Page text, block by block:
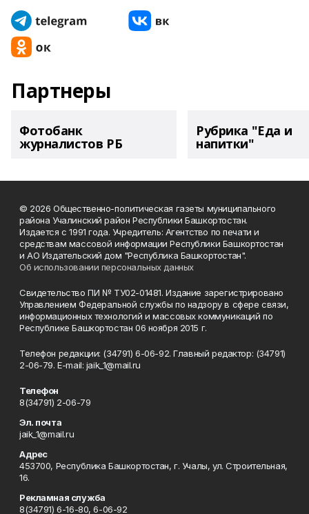
Партнеры
Фотобанк
журналистов РБ
Рубрика "Еда и
напитки"
© 2026 Общественно-политическая газеты муниципального
района Учалинский район Республики Башкортостан.
Издается с 1991 года. Учредитель: Агентство по печати и
средствам массовой информации Республики Башкортостан
и АО Издательский дом "Республика Башкортостан".
Об использовании персональных данных
Свидетельство ПИ № ТУ02-01481. Издание зарегистрировано
Управлением Федеральной службы по надзору в сфере связи,
информационных технологий и массовых коммуникаций по
Республике Башкортостан 06 ноября 2015 г.
Телефон редакции: (34791) 6-06-92. Главный редактор: (34791)
2-06-79. Е-mаil: jaik_1@mail.ru
Телефон
8(34791) 2-06-79
Эл. почта
jaik_1@mail.ru
Адрес
453700, Республика Башкортостан, г. Учалы, ул. Строительная,
16.
Рекламная служба
8(34791) 6-16-80, 6-06-92